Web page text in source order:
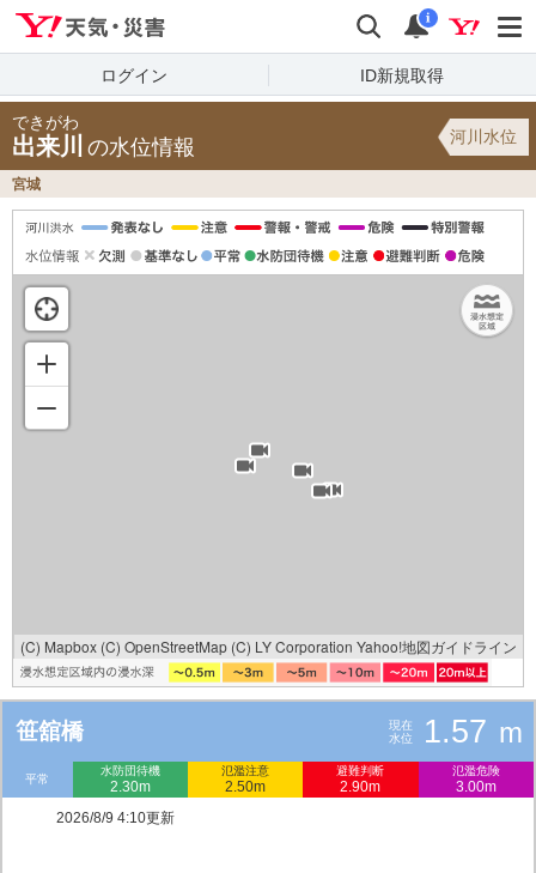
検索 通知
i
ログイン ID新規取得
できがわ
出来川 の水位情報 河川水位
宮城
(C) Mapbox (C) OpenStreetMap (C) LY Corporation Yahoo!地図ガイドライン
笹舘橋
現在
水位
1.57 m
平常
水防団待機
2.30m
氾濫注意
2.50m
避難判断
2.90m
氾濫危険
3.00m
2026/8/9 4:10更新